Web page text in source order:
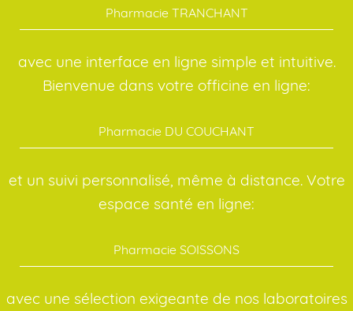
Pharmacie TRANCHANT
avec une interface en ligne simple et intuitive.
Bienvenue dans votre officine en ligne:
Pharmacie DU COUCHANT
et un suivi personnalisé, même à distance. Votre
espace santé en ligne:
Pharmacie SOISSONS
avec une sélection exigeante de nos laboratoires